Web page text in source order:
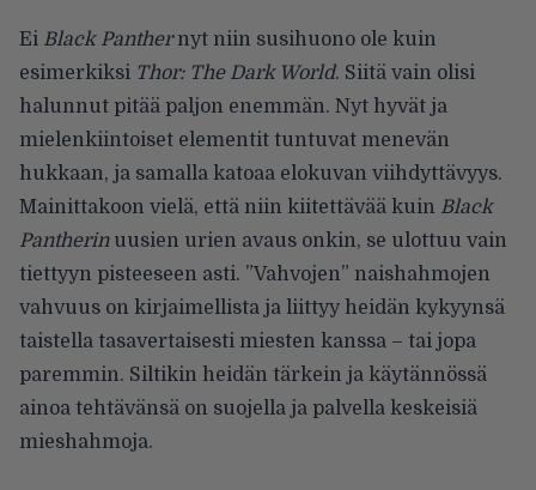
Ei Black Panthernyt niin susihuono ole kuin
esimerkiksi Thor: The Dark World. Siitä vain olisi
halunnut pitää paljon enemmän. Nyt hyvät ja
mielenkiintoiset elementit tuntuvat menevän
hukkaan, ja samalla katoaa elokuvan viihdyttävyys.
Mainittakoon vielä, että niin kiitettävää kuin Black
Pantherinuusien urien avaus onkin, se ulottuu vain
tiettyyn pisteeseen asti. ”Vahvojen” naishahmojen
vahvuus on kirjaimellista ja liittyy heidän kykyynsä
taistella tasavertaisesti miesten kanssa – tai jopa
paremmin. Siltikin heidän tärkein ja käytännössä
ainoa tehtävänsä on suojella ja palvella keskeisiä
mieshahmoja.